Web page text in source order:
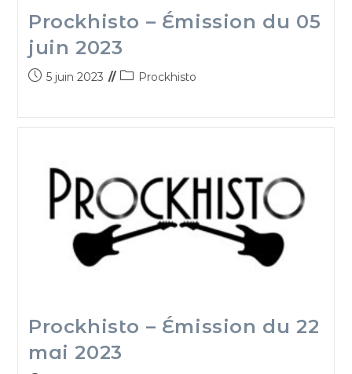
Prockhisto – Émission du 05
juin 2023
5 juin 2023 Prockhisto
Prockhisto – Émission du 22
mai 2023